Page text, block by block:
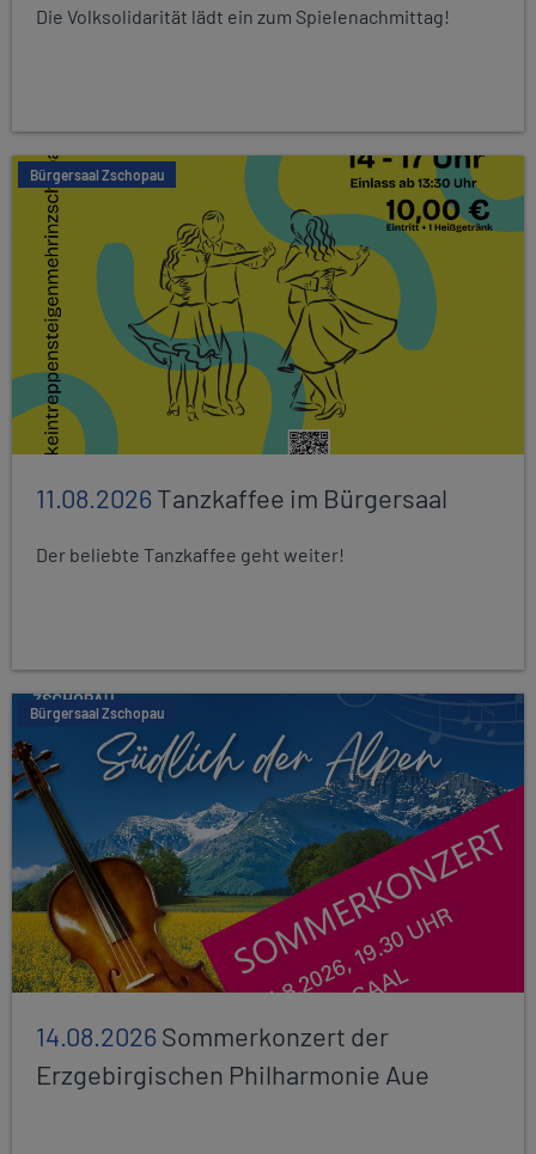
Die Volksolidarität lädt ein zum Spielenachmittag!
Bürgersaal Zschopau
11.08.2026Tanzkaffee im Bürgersaal
Der beliebte Tanzkaffee geht weiter!
Bürgersaal Zschopau
14.08.2026Sommerkonzert der
Erzgebirgischen Philharmonie Aue